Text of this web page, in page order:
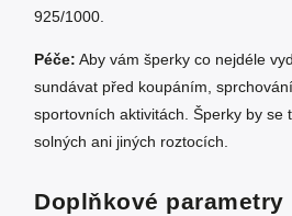
925/1000.
Péče: Aby vám šperky co nejdéle
sundávat před koupáním,
sportovních aktivitách. Šperky by se
solných ani jiných roztocích.
Doplňkové parametry